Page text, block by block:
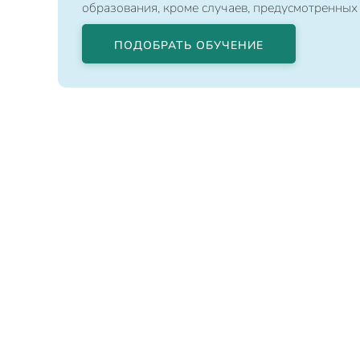
образования, кроме случаев,
ПОДОБРАТЬ ОБУЧЕНИЕ